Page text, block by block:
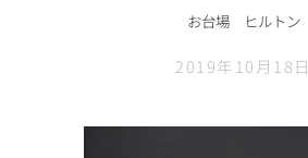
お台場 ヒルトン
2019年10月18日